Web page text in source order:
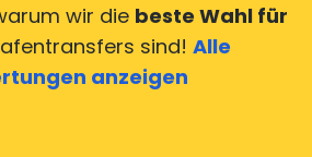
wir die beste Wahl für
sind! Alle
anzeigen